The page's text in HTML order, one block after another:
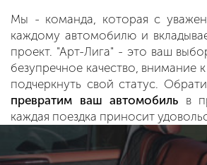
Мы - команда, которая с
каждому автомобилю и
проект. "Арт-Лига" - это ваш
безупречное качество, внимание
подчеркнуть свой статус.
превратим ваш автомобиль в
каждая поездка приносит